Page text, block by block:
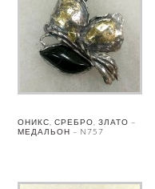
ОНИКС, СРЕБРО, ЗЛАТО –
МЕДАЛЬОН – N757